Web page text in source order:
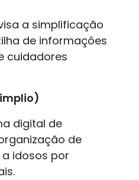
a simplificação
de informações
cuidadores
digital de
de
idosos por